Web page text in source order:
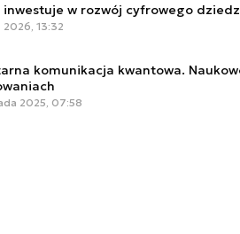
inwestuje w rozwój cyfrowego
2026, 13:32
komunikacja kwantowa.
2025, 07:58